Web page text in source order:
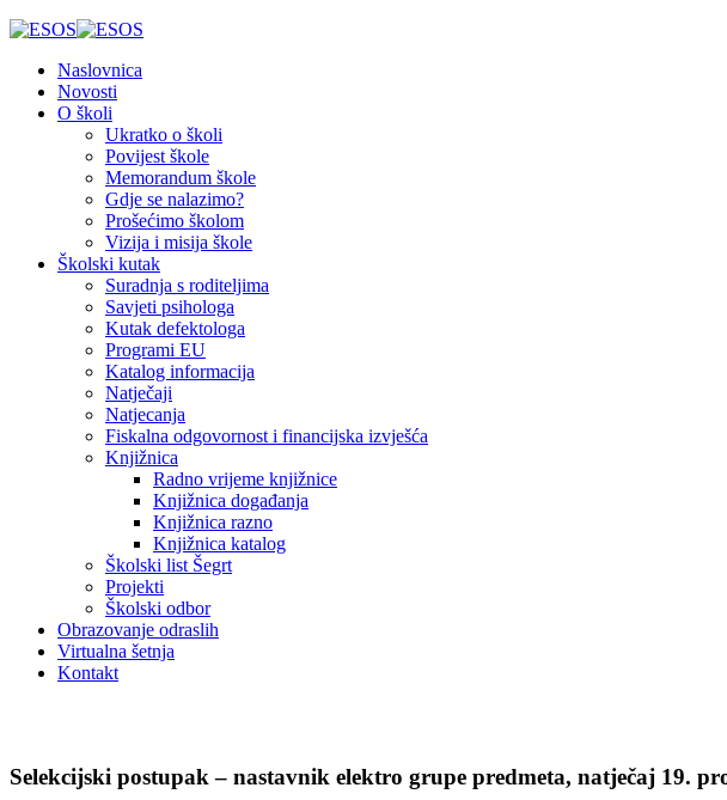
Naslovnica
Novosti
O školi
Ukratko o školi
Povijest škole
Memorandum škole
Gdje se nalazimo?
Prošećimo školom
Vizija i misija škole
Školski kutak
Suradnja s roditeljima
Savjeti psihologa
Kutak defektologa
Programi EU
Katalog informacija
Natječaji
Natjecanja
Fiskalna odgovornost i financijska izvješća
Knjižnica
Radno vrijeme knjižnice
Knjižnica događanja
Knjižnica razno
Knjižnica katalog
Školski list Šegrt
Projekti
Školski odbor
Obrazovanje odraslih
Virtualna šetnja
Kontakt
Selekcijski postupak – nastavnik elektro grupe predmeta, natječaj 19.